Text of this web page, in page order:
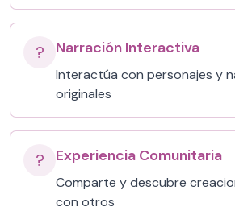
? Narración Interactiva
Interactúa con personajes y
originales
? Experiencia Comunitaria
Comparte y descubre
con otros